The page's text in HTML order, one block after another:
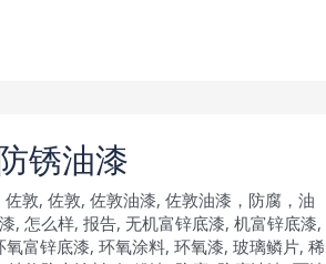
锈油漆
佐敦, 佐敦, 佐敦油漆, 佐敦油漆，防腐，油
, 怎么样, 报告, 无机富锌底漆, 机富锌底漆,
氧富锌底漆, 环氧涂料, 环氧漆, 玻璃鳞片, 稀